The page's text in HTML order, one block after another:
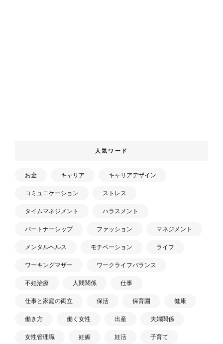
人気ワード
お金 キャリア キャリアデザイン
コミュニケーション ストレス
タイムマネジメント ハラスメント
パートナーシップ ファッション マネジメント
メンタルヘルス モチベーション ライフ
ワーキングマザー ワークライフバランス
不妊治療 人間関係 仕事
仕事と家庭の両立 保活 保育園 健康
働き方 働く女性 出産 夫婦関係
女性管理職 妊娠 妊活 子育て